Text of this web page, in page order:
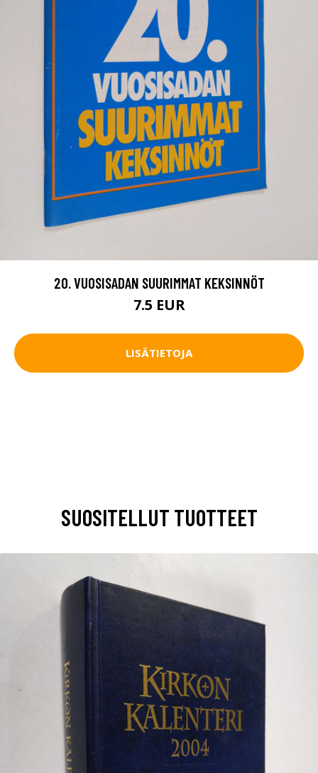
20. VUOSISADAN SUURIMMAT KEKSINNÖT
7.5 EUR
LISÄTIETOJA
SUOSITELLUT TUOTTEET